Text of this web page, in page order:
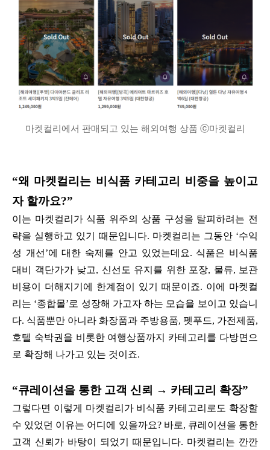
마켓컬리에서 판매되고 있는 해외여행 상품 ⓒ마켓컬리
“왜 마켓컬리는 비식품 카테고리 비중을 높이고
자 할까요?”
이는 마켓컬리가 식품 위주의 상품 구성을 탈피하려는 전
략을 실행하고 있기 때문입니다. 마켓컬리는 그동안 ‘수익
성 개선’에 대한 숙제를 안고 있었는데요. 식품은 비식품
대비 객단가가 낮고, 신선도 유지를 위한 포장, 물류, 보관
비용이 더해지기에 한계점이 있기 때문이죠. 이에 마켓컬
리는 ‘종합몰’로 성장해 가고자 하는 모습을 보이고 있습니
다. 식품뿐만 아니라 화장품과 주방용품, 펫푸드, 가전제품,
호텔 숙박권을 비롯한 여행상품까지 카테고리를 다방면으
로 확장해 나가고 있는 것이죠.
“큐레이션을 통한 고객 신뢰 → 카테고리 확장”
그렇다면 이렇게 마켓컬리가 비식품 카테고리로도 확장할
수 있었던 이유는 어디에 있을까요? 바로, 큐레이션을 통한
고객 신뢰가 바탕이 되었기 때문입니다. 마켓컬리는 깐깐